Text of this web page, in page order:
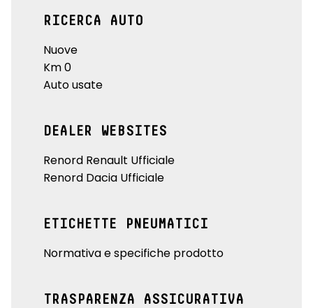
RICERCA AUTO
Nuove
Km 0
Auto usate
DEALER WEBSITES
Renord Renault Ufficiale
Renord Dacia Ufficiale
ETICHETTE PNEUMATICI
Normativa e specifiche prodotto
TRASPARENZA ASSICURATIVA